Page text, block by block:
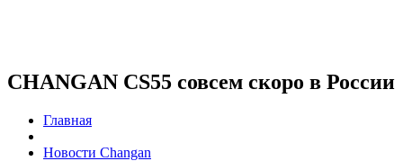
CHANGAN CS55 совсем скоро в России
Главная
Новости Changan